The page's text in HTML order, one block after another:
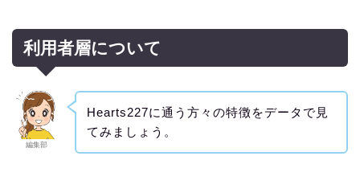
利用者層について
編集部
Hearts227に通う方々の特徴をデータで見
てみましょう。